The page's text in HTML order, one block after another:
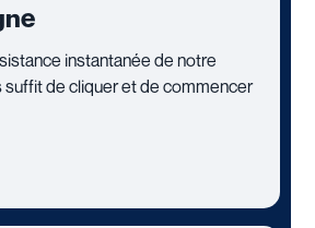
instantanée de notre
de cliquer et de commencer